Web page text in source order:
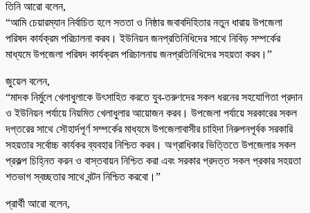
তিনি আরো বলেন,
“আমি চেয়ারম্যান নির্বাচিত হলে সততা ও নিষ্ঠার জবাবদিহিতার নতুন ধারায় উপজেলা
পরিষদ কার্যক্রম পরিচালনা করব। ইউনিয়ন জনপ্রতিনিধিদের সাথে নিবিড় সম্পর্কের
মাধ্যমে উপজেলা পরিষদ কার্যক্রম পরিচালনায় জনপ্রতিনিধিদের সহয়তা করব।”
জুয়েল বলেন,
“মাদক নির্মুলে খেলাধুলাকে উৎসাহিত করতে যুব-তরুণদের সকল ধরনের সহযোগিতা প্রদান
ও ইউনিয়ন পর্যায়ে নিয়মিত খেলাধুলার আয়োজন করব। উপজেলা পর্যায়ে সরকারের সকল
দপ্তরের সাথে সৌহার্দপূর্ণ সম্পর্কের মাধ্যমে উপজেলাবাসীর চাহিদা নিরুপনপূর্বক সরকারি
সহয়তার সর্বোচ্চ কার্যকর ব্যবহার নিশ্চিত করব। অগ্রাধিকার ভিত্তিতে উপজেলার সকল
প্রকল্প চিহ্নিত করন ও বাস্তবায়ন নিশ্চিত করা এবং সরকার প্রদত্ত সকল প্রকার সহয়তা
শতভাগ স্বচ্ছতার সাথে বন্টন নিশ্চিত করবো।”
প্রার্থী আরো বলেন,